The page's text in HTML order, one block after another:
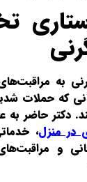
به
که حملات
دکتر حاضر
در منزل،
و